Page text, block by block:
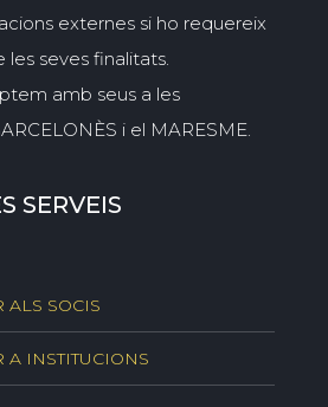
externes si ho requereix
seves finalitats.
amb seus a les
i el MARESME.
SERVEIS
ALS SOCIS
A INSTITUCIONS